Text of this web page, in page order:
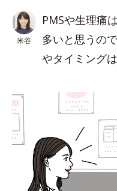
米谷
PMSや生理痛
多いと思うの
やタイミング